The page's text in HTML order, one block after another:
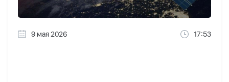
9 мая 2026 17:53